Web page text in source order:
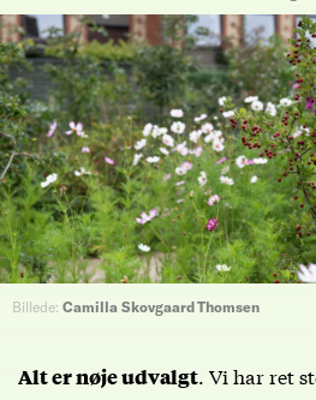
Billede: Camilla Skovgaard Thomsen
Alt er nøje udvalgt. Vi har ret